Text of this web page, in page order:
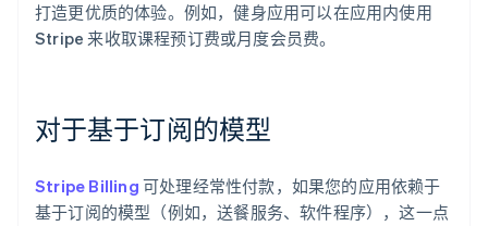
打造更优质的体验。例如，健身应用可以在应用内使用
Stripe 来收取课程预订费或月度会员费。
对于基于订阅的模型
Stripe Billing 可处理经常性付款，如果您的应用依赖于
基于订阅的模型（例如，送餐服务、软件程序），这一点